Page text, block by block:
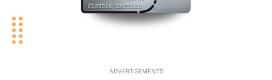
ADVERTISEMENTS